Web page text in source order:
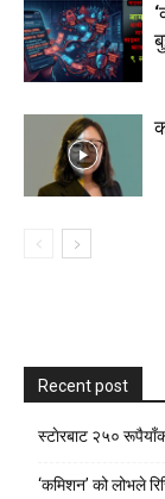
Recent post
स्टाेरबाट २५०
‘कमिशन’ को लोभले